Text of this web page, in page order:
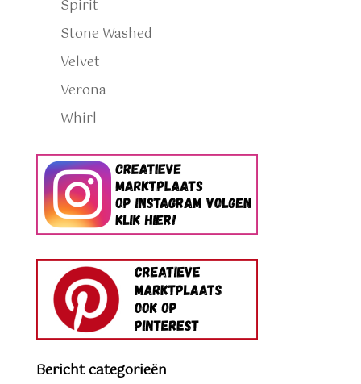
Spirit
Stone Washed
Velvet
Verona
Whirl
Bericht categorieën